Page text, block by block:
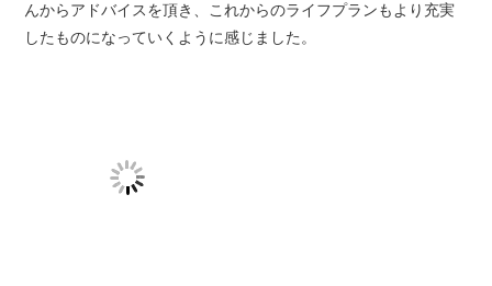
んからアドバイスを頂き、これからのライフプランもより充実
したものになっていくように感じました。